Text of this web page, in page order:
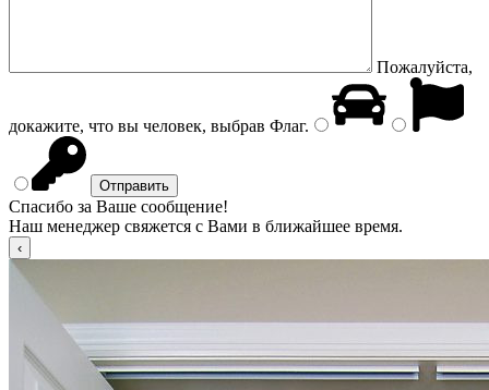
Пожалуйста,
докажите, что вы человек, выбрав Флаг.
Спасибо за Ваше сообщение!
Наш менеджер свяжется с Вами в ближайшее время.